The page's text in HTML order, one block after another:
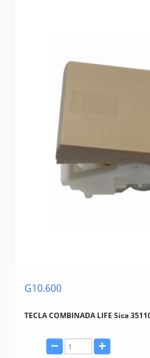
G10.600
TECLA COMBINADA LIFE Sica